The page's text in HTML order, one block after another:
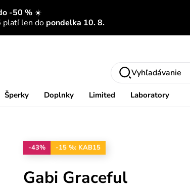
-50 %☀️
platí len do pondelka 10. 8.
Šperky Doplnky Limited Laboratory
Vyhľadávanie
-43% -15 %: KAB15
Gabi Graceful